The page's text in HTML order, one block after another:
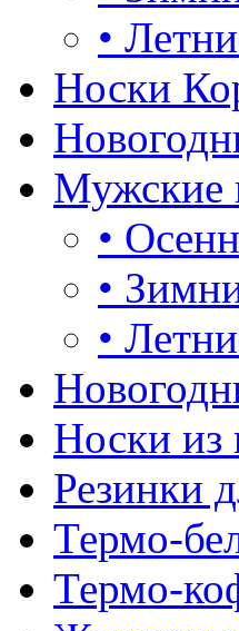
•
Носки
Мужские
•
•
•
Носки из
Резинки
Термо-
Термо-